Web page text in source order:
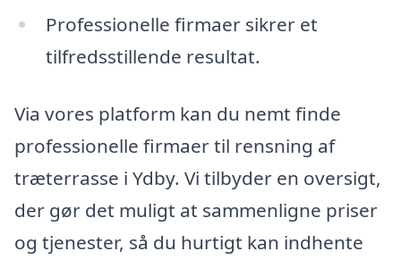
Professionelle firmaer sikrer et
tilfredsstillende resultat.
Via vores platform kan du nemt finde
professionelle firmaer til rensning af
træterrasse i Ydby. Vi tilbyder en oversigt,
der gør det muligt at sammenligne priser
og tjenester, så du hurtigt kan indhente